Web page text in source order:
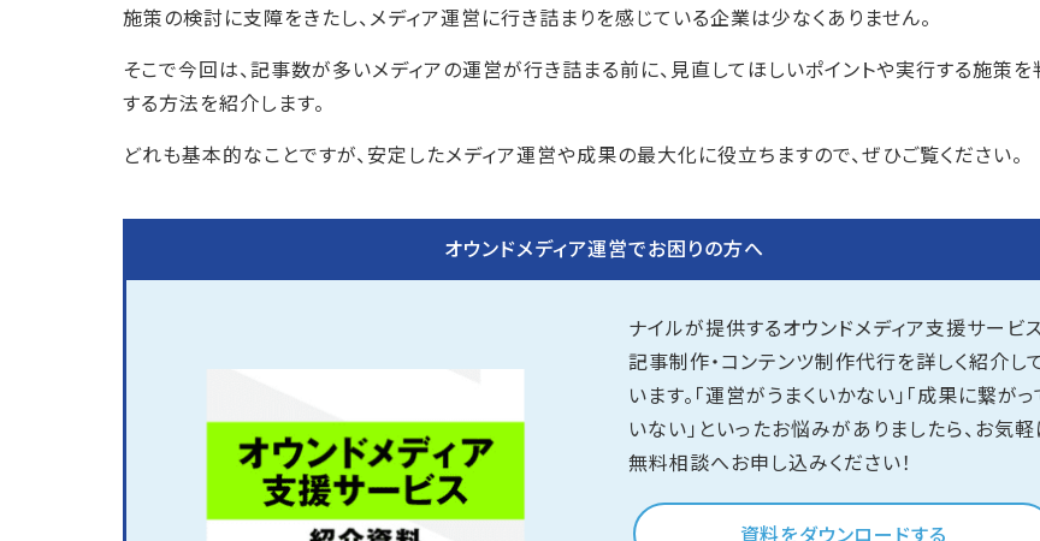
施策の検討に支障をきたし、メディア運営に行き詰まりを感じている企業は少なくありません。
そこで今回は、記事数が多いメディアの運営が行き詰まる前に、見直してほしいポイントや実行する施策
する方法を紹介します。
どれも基本的なことですが、安定したメディア運営や成果の最大化に役立ちますので、ぜひご覧ください。
オウンドメディア運営でお困りの方へ
ナイルが提供するオウンドメディア支援サービス
記事制作・コンテンツ制作代行を詳しく紹介し
います。「運営がうまくいかない」「成果に繋がっ
いない」といったお悩みがありましたら、お気軽
無料相談へお申し込みください！
資料をダウンロードする